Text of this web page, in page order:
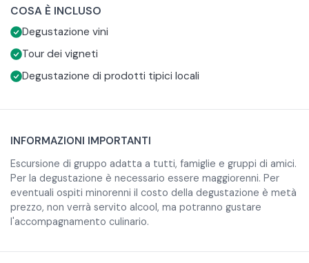
tradizione, tecnologia e costante impegno quotidiano.
Si arriva, infine, nella vecchia cantina per la degustazione e
per il racconto delle etichette. I calici di vino saranno
accompagnati da un tagliere misto, Parmigiano Reggiano
con Aceto Balsamico Tradizionale di produzione propria e
Questo tour è un invito a conoscere, comprendere e
poter apprezzare il vino locale di Castelvetro, terra del
COSA È INCLUSO
Degustazione vini
Tour dei vigneti
Degustazione di prodotti tipici locali
INFORMAZIONI IMPORTANTI
Escursione di gruppo adatta a tutti, famiglie e gruppi di amici.
Per la degustazione è necessario essere maggiorenni. Per
eventuali ospiti minorenni il costo della degustazione è metà
prezzo, non verrà servito alcool, ma potranno gustare
l'accompagnamento culinario.